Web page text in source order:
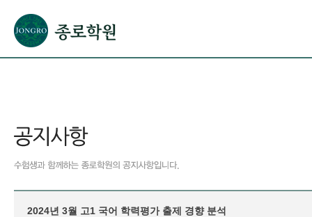
2024년 3월 고1 국어 학력평가 출제 경향 분석